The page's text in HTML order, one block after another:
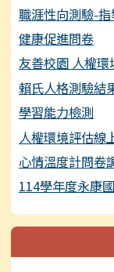
職涯性向測驗-
健康促進問卷
友善校園 人權環
賴氏人格測驗結
學習能力檢測
人權環境評估線
心情溫度計問卷
114學年度永康